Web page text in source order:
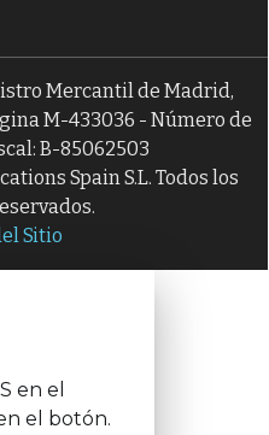
Mercantil de Madrid,
M-433036 - Número de
B-85062503
Spain S.L. Todos los
Sitio
en el
el botón.